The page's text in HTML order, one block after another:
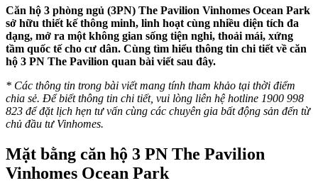
Căn hộ 3 phòng ngủ (3PN) The Pavilion Vinhomes Ocean Park
sở hữu thiết kế thông minh, linh hoạt cùng nhiều diện tích đa
dạng, mở ra một không gian sống tiện nghi, thoải mái, xứng
tầm quốc tế cho cư dân. Cùng tìm hiểu thông tin chi tiết về căn
hộ 3 PN The Pavilion quan bài viết sau đây.
* Các thông tin trong bài viết mang tính tham khảo tại thời điểm
chia sẻ. Để biết thông tin chi tiết, vui lòng liên hệ hotline 1900 998
823 để đặt lịch hẹn tư vấn cùng các chuyên gia bất động sản đến từ
chủ đầu tư Vinhomes.
Mặt bằng căn hộ 3 PN The Pavilion
Vinhomes Ocean Park